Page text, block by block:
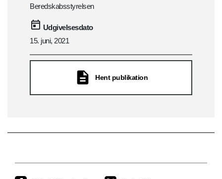
Beredskabsstyrelsen
Udgivelsesdato
15. juni, 2021
Hent publikation